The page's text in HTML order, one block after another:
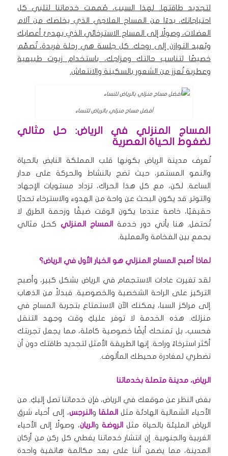
لتجديد طاقتها. لهذا السبب، صُممت خدماتنا لتلبي كل
احتياجاتك، بدءًا من المساج العلاجي الذي يخلصك من آلام
العضلات، وصولًا إلى المساج الاسترخائي الذي يهدئ أعصابك
ويُعيد التوازن إلى روحك. كل جلسة هي رحلة فريدة، تُصمَّم
خصيصًا لتناسب حالتك ومزاجك، باستخدام زيوت طبيعية
وعطرية تُعزز من الشعور بالسكينة والانتعاش.
أفضل مساج منزلي بالرياض للنساء
المساج المنزلي في الرياض: حل مثالي
لضغوط الحياة العصرية
تُعرف مدينة الرياض بكونها قلب المملكة النابض بالحياة
والنمو المستمر، حيث تضج بالنشاط والحركة على مدار
الساعة. لكن، مع كل هذا الحراك، تزداد مستويات الإجهاد
والتوتر. قد يكون البحث عن واحة من الهدوء والاسترخاء تحديًا
حقيقيًا، خاصة عندما يكون الوقت ضيقًا وزحمة الطرق لا
تُحتمل. هنا يأتي دور خدمة
المساج المنزلي كحل مثالي
يجمع بين الفخامة والعملية.
لماذا أصبح المساج المنزلي هو الخيار الأول في الرياض؟
لقد تغيرت عادات الاستجمام في الرياض بشكل كبير، وأصبح
التركيز على الراحة الشخصية والخصوصية. فبدلاً من الذهاب
إلى مراكز السبا، يمكنك الآن الاستمتاع بتجربة المساج في
منزلك. هذه الخدمة لا توفر عليكِ وقت وجهد التنقل
فحسب، بل تمنحك أيضًا خصوصية كاملة، مما يجعل تجربتك
أكثر استرخاءً وراحة. إنها الطريقة الأمثل لتجديد طاقتك دون أن
تضطري لمغادرة محيطك المألوف.
الرياض، مدينة متصلة بخدماتنا
بغض النظر عن موقعك في الرياض، فإن خدماتنا تصل إليكِ. من
الأحياء الشمالية الهادئة مثل الملقاوالنرجس، إلى أحياء شرق
الرياض المليئة بالحياة مثل الروضةوالريان، وصولًا إلى الأحياء
الغربية والجنوبية. إن انتشار خدماتنا يغطي كل ركن من أركان
المدينة، مما يضمن أننا على بعد مكالمة هاتفية واحدة